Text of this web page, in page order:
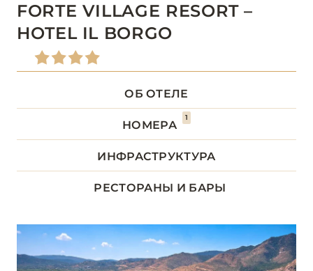
ВЕНЕТО
ДОЛОМИТОВЫЕ АЛЬПЫ
КАМПАНИЯ
ЛАЦИО 14
ПЬЕМОНТ 3
FORTE VILLAGE RESORT –
HOTEL IL BORGO
ОБ ОТЕЛЕ
НОМЕРА
1
ИНФРАСТРУКТУРА
РЕСТОРАНЫ И БАРЫ